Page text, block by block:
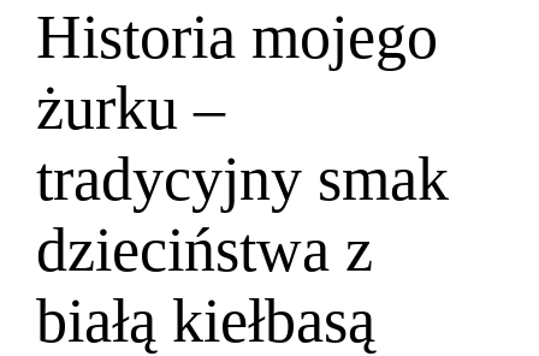
Historia mojego
żurku –
tradycyjny smak
dzieciństwa z
białą kiełbasą